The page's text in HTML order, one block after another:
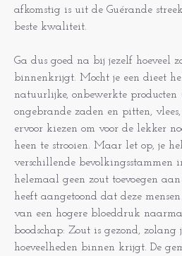
afkomstig is uit de Guérande
beste kwaliteit.
Ga dus goed na bij jezelf hoeveel
binnenkrijgt. Mocht je een dieet
natuurlijke, onbewerkte producten
ongebrande zaden en pitten,
ervoor kiezen om voor de lekker
heen te strooien. Maar let op, je
verschillende bevolkingsstammen
helemaal geen zout toevoegen
heeft aangetoond dat deze
van een hogere bloeddruk
boodschap: Zout is gezond,
hoeveelheden binnen krijgt. De